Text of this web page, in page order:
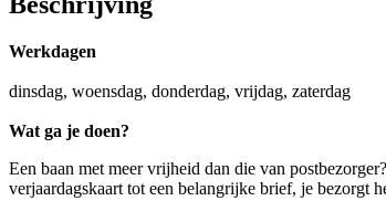
Werkdagen
dinsdag, woensdag, donderdag, vrijdag, zaterdag
Wat ga je doen?
Een baan met meer vrijheid dan die van
verjaardagskaart tot een belangrijke brief, je bezorgt